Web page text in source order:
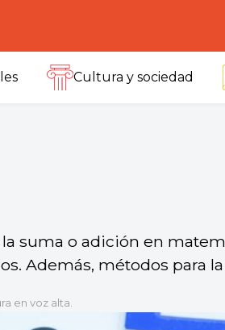
Cultura y sociedad
suma o adición en
Además, métodos para
en voz alta.